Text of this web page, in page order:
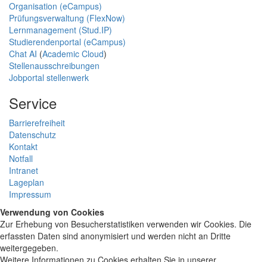
Organisation (eCampus)
Prüfungsverwaltung (FlexNow)
Lernmanagement (Stud.IP)
Studierendenportal (eCampus)
Chat AI (Academic Cloud)
Stellenausschreibungen
Jobportal stellenwerk
Service
Barrierefreiheit
Datenschutz
Kontakt
Notfall
Intranet
Lageplan
Impressum
Verwendung von Cookies
Zur Erhebung von Besucherstatistiken verwenden wir Cookies. Die
erfassten Daten sind anonymisiert und werden nicht an Dritte
weitergegeben.
Weitere Informationen zu Cookies erhalten Sie in unserer